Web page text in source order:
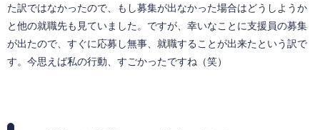
た訳ではなかったので、もし募集が出なかった場合はどうしようか
と他の就職先も見ていました。ですが、幸いなことに支援員の募集
が出たので、すぐに応募し無事、就職することが出来たという訳で
す。今思えば私の行動、すごかったですね（笑）